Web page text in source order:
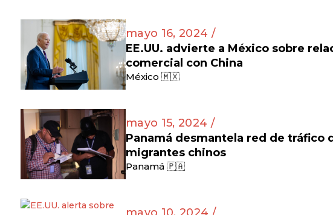
mayo 16, 2024 /
EE.UU. advierte a México sobre
comercial con China
México 🇲🇽
mayo 15, 2024 /
Panamá desmantela red de tráfico
migrantes chinos
Panamá 🇵🇦